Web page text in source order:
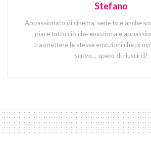
Stefano
Appassionato di cinema, serie tv e anche
piace tutto ciò che emoziona e
trasmettere le stesse emozioni che
scrivo... spero di riuscirci!